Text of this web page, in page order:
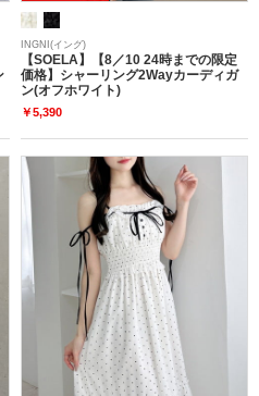
INGNI(イング)
【SOELA】【8／10 24時までの限定
価格】シャーリング2Wayカーディガ
ン(オフホワイト)
￥5,390